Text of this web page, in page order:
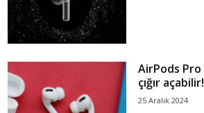
AirPods Pro
çığır açabilir!
25 Aralık 2024